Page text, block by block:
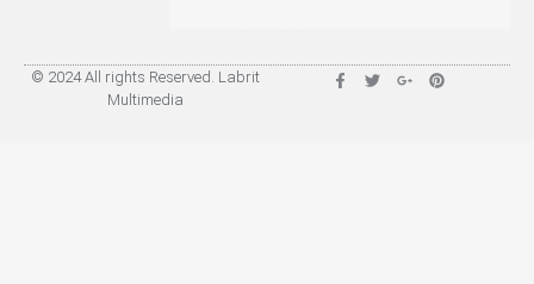
© 2024 All rights Reserved. Labrit
Multimedia